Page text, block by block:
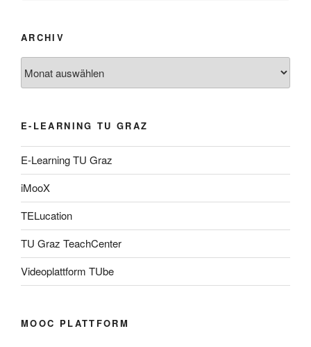
ARCHIV
E-LEARNING TU GRAZ
E-Learning TU Graz
iMooX
TELucation
TU Graz TeachCenter
Videoplattform TUbe
MOOC PLATTFORM